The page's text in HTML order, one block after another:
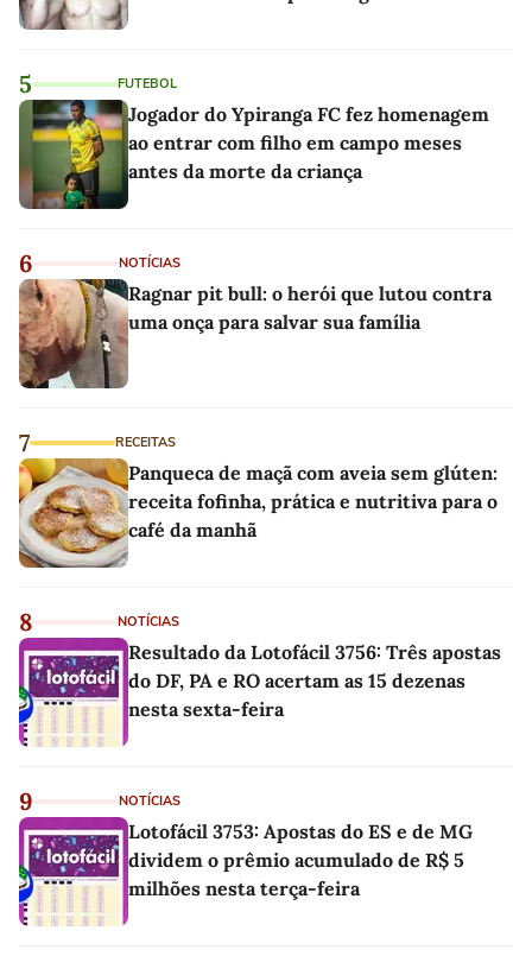
5 FUTEBOL
Jogador do Ypiranga FC fez homenagem
ao entrar com filho em campo meses
antes da morte da criança
6 NOTÍCIAS
Ragnar pit bull: o herói que lutou contra
uma onça para salvar sua família
7 RECEITAS
Panqueca de maçã com aveia sem glúten:
receita fofinha, prática e nutritiva para o
café da manhã
8 NOTÍCIAS
Resultado da Lotofácil 3756: Três apostas
do DF, PA e RO acertam as 15 dezenas
nesta sexta-feira
9 NOTÍCIAS
Lotofácil 3753: Apostas do ES e de MG
dividem o prêmio acumulado de R$ 5
milhões nesta terça-feira